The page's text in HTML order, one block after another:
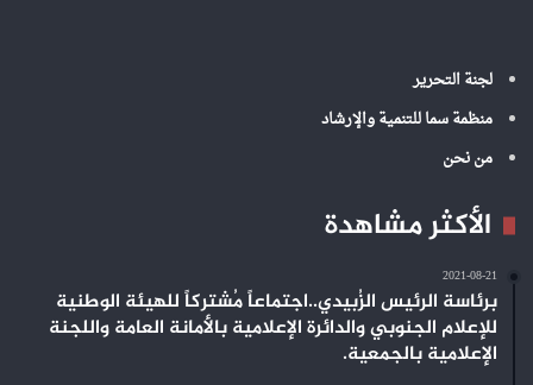
لجنة التحرير
منظمة سما للتنمية والإرشاد
من نحن
الأكثر مشاهدة
2021-08-21
برئاسة الرئيس الزُبيدي..اجتماعاً مُشتركاً للهيئة الوطنية
للإعلام الجنوبي والدائرة الإعلامية بالأمانة العامة واللجنة
الإعلامية بالجمعية.